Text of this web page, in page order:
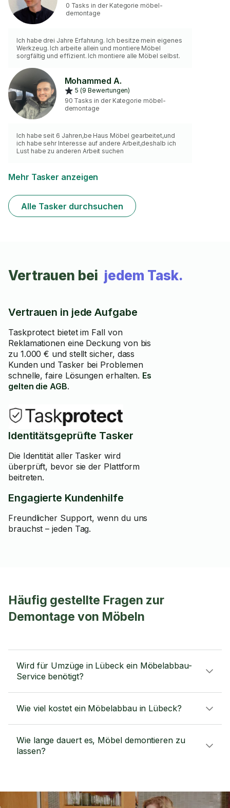
0 Tasks in der Kategorie möbel-
demontage
Ich habe drei Jahre Erfahrung. Ich besitze mein eigenes
Werkzeug. Ich arbeite allein und montiere Möbel
sorgfältig und effizient. Ich montiere alle Möbel selbst.
Mohammed A.
5 (9 Bewertungen)
90 Tasks in der Kategorie möbel-
demontage
Ich habe seit 6 Jahren,be Haus Möbel gearbeitet,und
ich habe sehr Interesse auf andere Arbeit,deshalb ich
Lust habe zu anderen Arbeit suchen
Mehr Tasker anzeigen
Alle Tasker durchsuchen
Vertrauen bei jedem Task.
Vertrauen in jede Aufgabe
Taskprotect bietet im Fall von
Reklamationen eine Deckung von bis
zu 1.000 € und stellt sicher, dass
Kunden und Tasker bei Problemen
schnelle, faire Lösungen erhalten. Es
gelten die AGB.
Identitätsgeprüfte Tasker
Die Identität aller Tasker wird
überprüft, bevor sie der Plattform
beitreten.
Engagierte Kundenhilfe
Freundlicher Support, wenn du uns
brauchst – jeden Tag.
Häufig gestellte Fragen zur
Demontage von Möbeln
Wird für Umzüge in Lübeck ein Möbelabbau-
Service benötigt?
Wie viel kostet ein Möbelabbau in Lübeck?
Wie lange dauert es, Möbel demontieren zu
lassen?